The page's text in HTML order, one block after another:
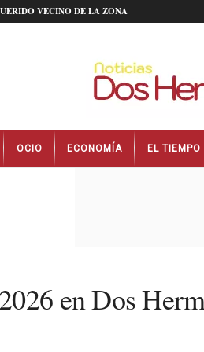
VECINO DE LA ZONA
OCIO ECONOMÍA EL TIEMPO
en Dos